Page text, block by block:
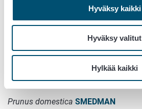
Hyväksy kaikki
Hyväksy valitut
Hylkää kaikki
Prunus domesticaONEGA BLÅ
SAVIO
Prunus domestica SINIKKA
Prunus domestica SMEDMAN